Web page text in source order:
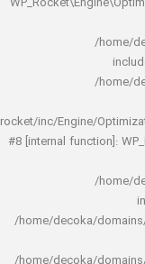
rocket/inc/
#8 [internal
/home/